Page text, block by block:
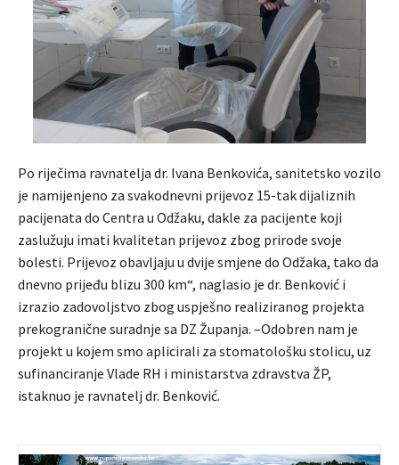
Po riječima ravnatelja dr. Ivana Benkovića, sanitetsko vozilo
je namijenjeno za svakodnevni prijevoz 15-tak dijaliznih
pacijenata do Centra u Odžaku, dakle za pacijente koji
zaslužuju imati kvalitetan prijevoz zbog prirode svoje
bolesti. Prijevoz obavljaju u dvije smjene do Odžaka, tako da
dnevno prijeđu blizu 300 km“, naglasio je dr. Benković i
izrazio zadovoljstvo zbog uspješno realiziranog projekta
prekogranične suradnje sa DZ Županja. –Odobren nam je
projekt u kojem smo aplicirali za stomatološku stolicu, uz
sufinanciranje Vlade RH i ministarstva zdravstva ŽP,
istaknuo je ravnatelj dr. Benković.